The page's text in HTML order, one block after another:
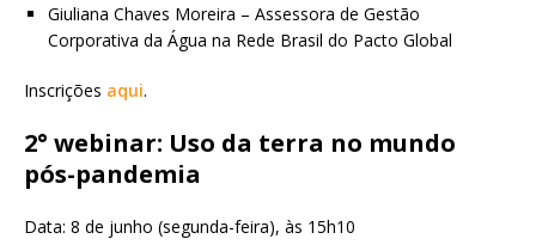
Giuliana Chaves Moreira – Assessora de Gestão
Corporativa da Água na Rede Brasil do Pacto Global
Inscrições aqui.
2° webinar: Uso da terra no mundo
pós-pandemia
Data: 8 de junho (segunda-feira), às 15h10